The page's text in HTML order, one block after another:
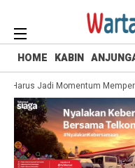
HOME KABIN
Jadi Momentum